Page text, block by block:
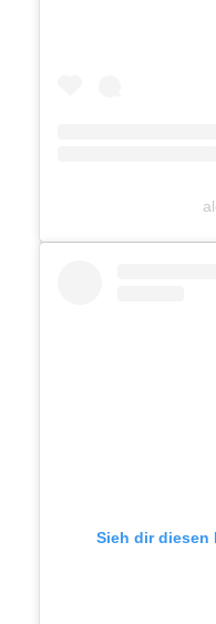
Sieh dir diesen